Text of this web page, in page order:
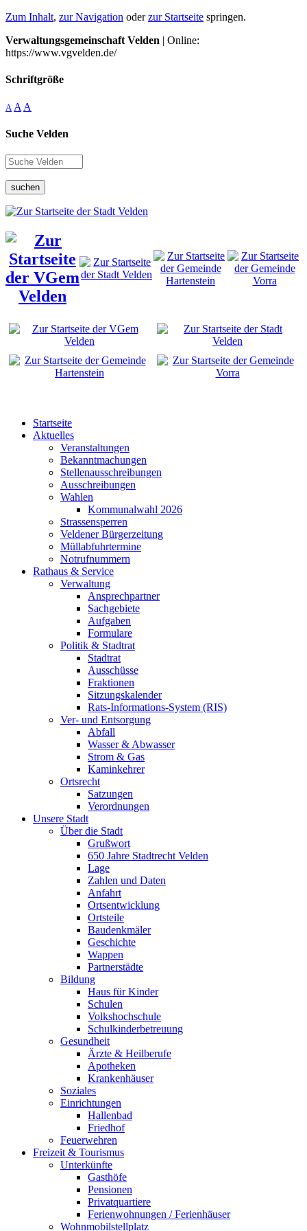
Zum Inhalt, zur Navigation oderzur Startseite springen.
Verwaltungsgemeinschaft Velden | Online:
https://www.vgvelden.de/
Schriftgröße
A A A
Suche Velden
suchen
Startseite
Aktuelles
Veranstaltungen
Bekanntmachungen
Stellenausschreibungen
Ausschreibungen
Wahlen
Kommunalwahl 2026
Strassensperren
Veldener Bürgerzeitung
Müllabfuhrtermine
Notrufnummern
Rathaus & Service
Verwaltung
Ansprechpartner
Sachgebiete
Aufgaben
Formulare
Politik & Stadtrat
Stadtrat
Ausschüsse
Fraktionen
Sitzungskalender
Rats-Informations-System (RIS)
Ver- und Entsorgung
Abfall
Wasser & Abwasser
Strom & Gas
Kaminkehrer
Ortsrecht
Satzungen
Verordnungen
Unsere Stadt
Über die Stadt
Grußwort
650 Jahre Stadtrecht Velden
Lage
Zahlen und Daten
Anfahrt
Ortsentwicklung
Ortsteile
Baudenkmäler
Geschichte
Wappen
Partnerstädte
Bildung
Haus für Kinder
Schulen
Volkshochschule
Schulkinderbetreuung
Gesundheit
Ärzte & Heilberufe
Apotheken
Krankenhäuser
Soziales
Einrichtungen
Hallenbad
Friedhof
Feuerwehren
Freizeit & Tourismus
Unterkünfte
Gasthöfe
Pensionen
Privatquartiere
Ferienwohnungen / Ferienhäuser
Wohnmobilstellplatz